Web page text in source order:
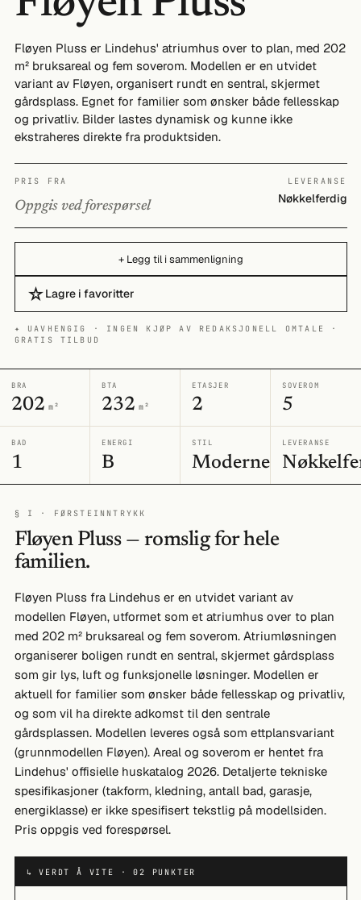
Fløyen Pluss er Lindehus' atriumhus over to plan, med 202
m² bruksareal og fem soverom. Modellen er en utvidet
variant av Fløyen, organisert rundt en sentral, skjermet
gårdsplass. Egnet for familier som ønsker både fellesskap
og privatliv. Bilder lastes dynamisk og kunne ikke
ekstraheres direkte fra produktsiden.
PRIS FRA
Oppgis ved forespørsel
LEVERANSE
Nøkkelferdig
+ Legg til i sammenligning
☆Lagre i favoritter
✦ UAVHENGIG · INGEN KJØP AV REDAKSJONELL OMTALE ·
GRATIS TILBUD
BRA
202 m²
BTA
232 m²
ETASJER
2
SOVEROM
5
BAD
1
ENERGI
B
STIL
Moderne
LEVERANSE
§ I · FØRSTEINNTRYKK
Fløyen Pluss — romslig for hele
familien.
Fløyen Pluss fra Lindehus er en utvidet variant av
modellen Fløyen, utformet som et atriumhus over to plan
med 202 m² bruksareal og fem soverom. Atriumløsningen
organiserer boligen rundt en sentral, skjermet gårdsplass
som gir lys, luft og funksjonelle løsninger. Modellen er
aktuell for familier som ønsker både fellesskap og privatliv,
og som vil ha direkte adkomst til den sentrale
gårdsplassen. Modellen leveres også som ettplansvariant
(grunnmodellen Fløyen). Areal og soverom er hentet fra
Lindehus' offisielle huskatalog 2026. Detaljerte tekniske
spesifikasjoner (takform, kledning, antall bad, garasje,
energiklasse) er ikke spesifisert tekstlig på modellsiden.
Pris oppgis ved forespørsel.
↳ VERDT Å VITE · 02 PUNKTER